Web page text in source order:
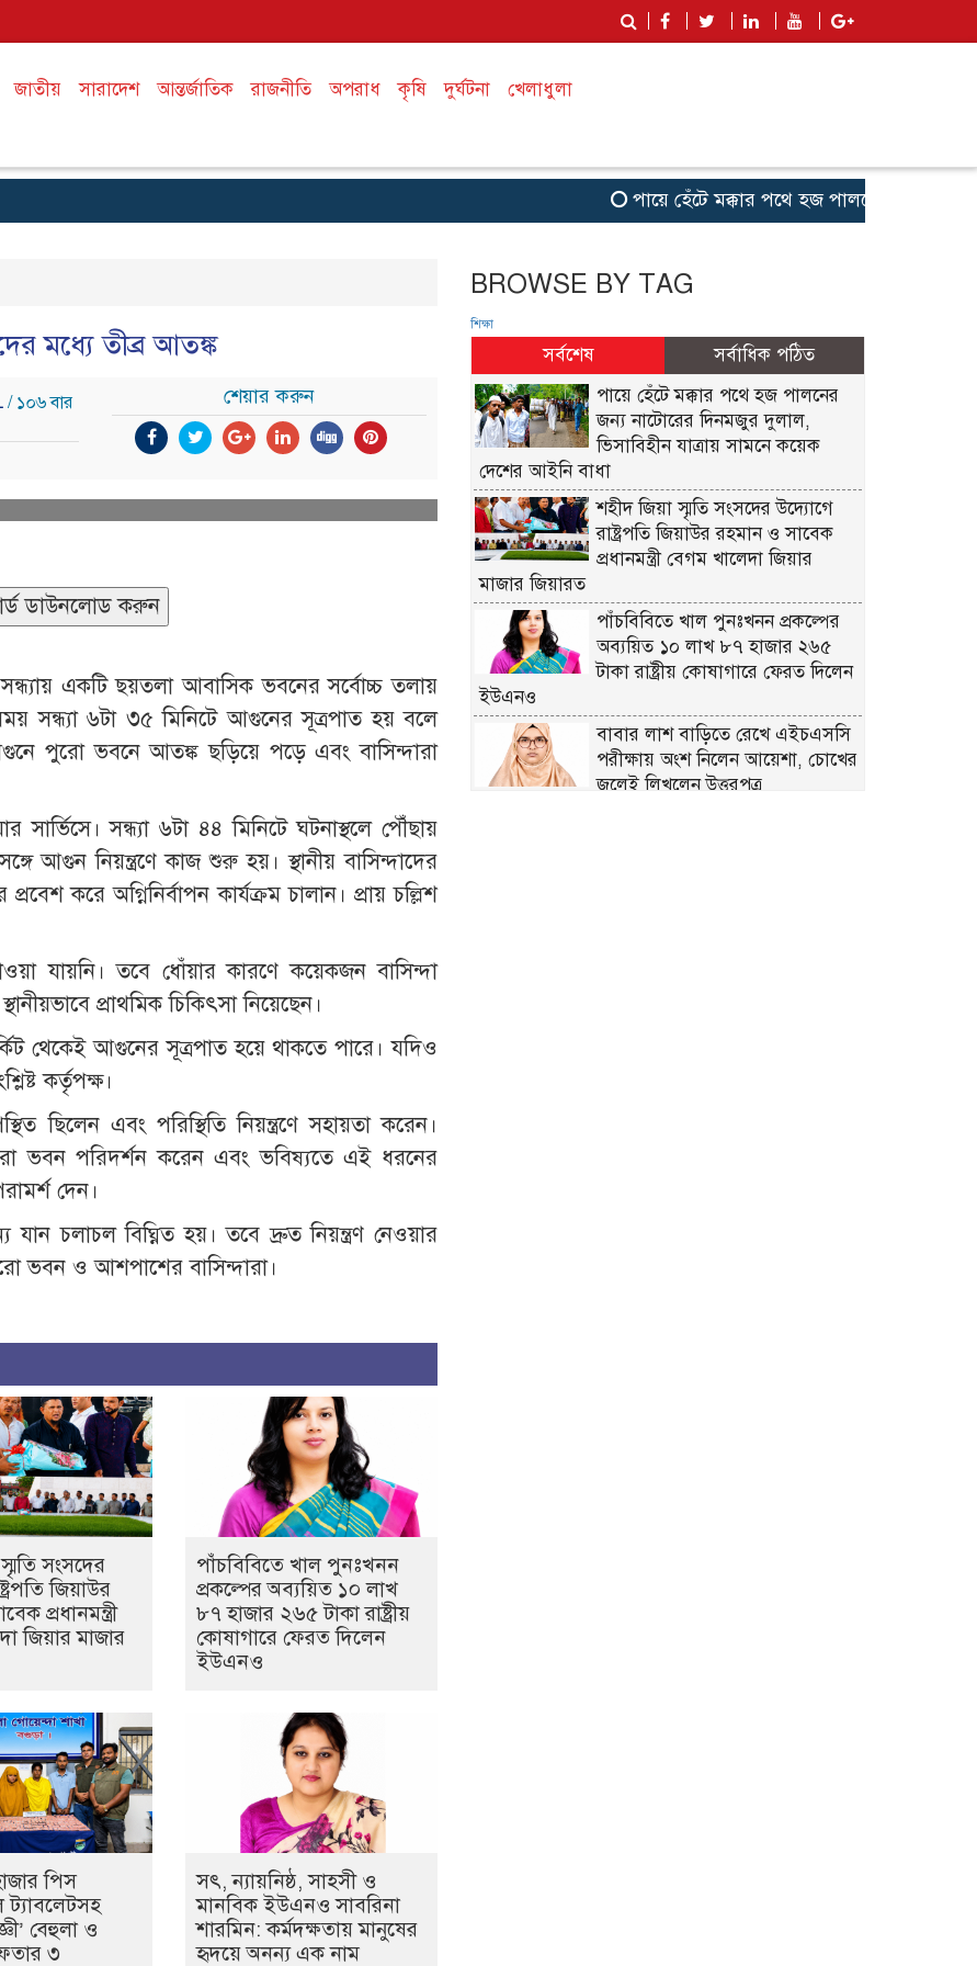
জাতীয় সারাদেশ আন্তর্জাতিক রাজনীতি অপরাধ কৃষি দুর্ঘটনা খেলাধুলা
পায়ে হেঁটে মক্কার পথে হজ পালনের জন্য
মধ্যে তীব্র আতঙ্ক
/ ১০৬ বার
শেয়ার করুন
ডাউনলোড করুন
একটি ছয়তলা আবাসিক ভবনের সর্বোচ্চ তলায়
সন্ধ্যা ৬টা ৩৫ মিনিটে আগুনের সূত্রপাত হয় বলে
পুরো ভবনে আতঙ্ক ছড়িয়ে পড়ে এবং বাসিন্দারা
সন্ধ্যা ৬টা ৪৪ মিনিটে ঘটনাস্থলে পৌঁছায়
আগুন নিয়ন্ত্রণে কাজ শুরু হয়। স্থানীয় বাসিন্দাদের
করে অগ্নিনির্বাপন কার্যক্রম চালান। প্রায় চল্লিশ
যায়নি। তবে ধোঁয়ার কারণে কয়েকজন বাসিন্দা
প্রাথমিক চিকিৎসা নিয়েছেন।
থেকেই আগুনের সূত্রপাত হয়ে থাকতে পারে। যদিও
কর্তৃপক্ষ।
ছিলেন এবং পরিস্থিতি নিয়ন্ত্রণে সহায়তা করেন।
ভবন পরিদর্শন করেন এবং ভবিষ্যতে এই ধরনের
দেন।
চলাচল বিঘ্নিত হয়। তবে দ্রুত নিয়ন্ত্রণ নেওয়ার
ভবন ও আশপাশের বাসিন্দারা।
সংসদের
জিয়াউর
প্রধানমন্ত্রী
জিয়ার মাজার
পাঁচবিবিতে খাল পুনঃখনন
প্রকল্পের অব্যয়িত ১০ লাখ
৮৭ হাজার ২৬৫ টাকা রাষ্ট্রীয়
কোষাগারে ফেরত দিলেন
ইউএনও
পিস
ট্যাবলেটসহ
বেহুলা ও
৩
সৎ, ন্যায়নিষ্ঠ, সাহসী ও
মানবিক ইউএনও সাবরিনা
শারমিন: কর্মদক্ষতায় মানুষের
হৃদয়ে অনন্য এক নাম
BROWSE BY TAG
শিক্ষা
সর্বশেষ
সর্বাধিক পঠিত
পায়ে হেঁটে মক্কার পথে হজ পালনের
জন্য নাটোরের দিনমজুর দুলাল,
ভিসাবিহীন যাত্রায় সামনে কয়েক
দেশের আইনি বাধা
শহীদ জিয়া স্মৃতি সংসদের উদ্যোগে
রাষ্ট্রপতি জিয়াউর রহমান ও সাবেক
প্রধানমন্ত্রী বেগম খালেদা জিয়ার
মাজার জিয়ারত
পাঁচবিবিতে খাল পুনঃখনন প্রকল্পের
অব্যয়িত ১০ লাখ ৮৭ হাজার ২৬৫
টাকা রাষ্ট্রীয় কোষাগারে ফেরত দিলেন
ইউএনও
বাবার লাশ বাড়িতে রেখে এইচএসসি
পরীক্ষায় অংশ নিলেন আয়েশা, চোখের
জলেই লিখলেন উত্তরপত্র